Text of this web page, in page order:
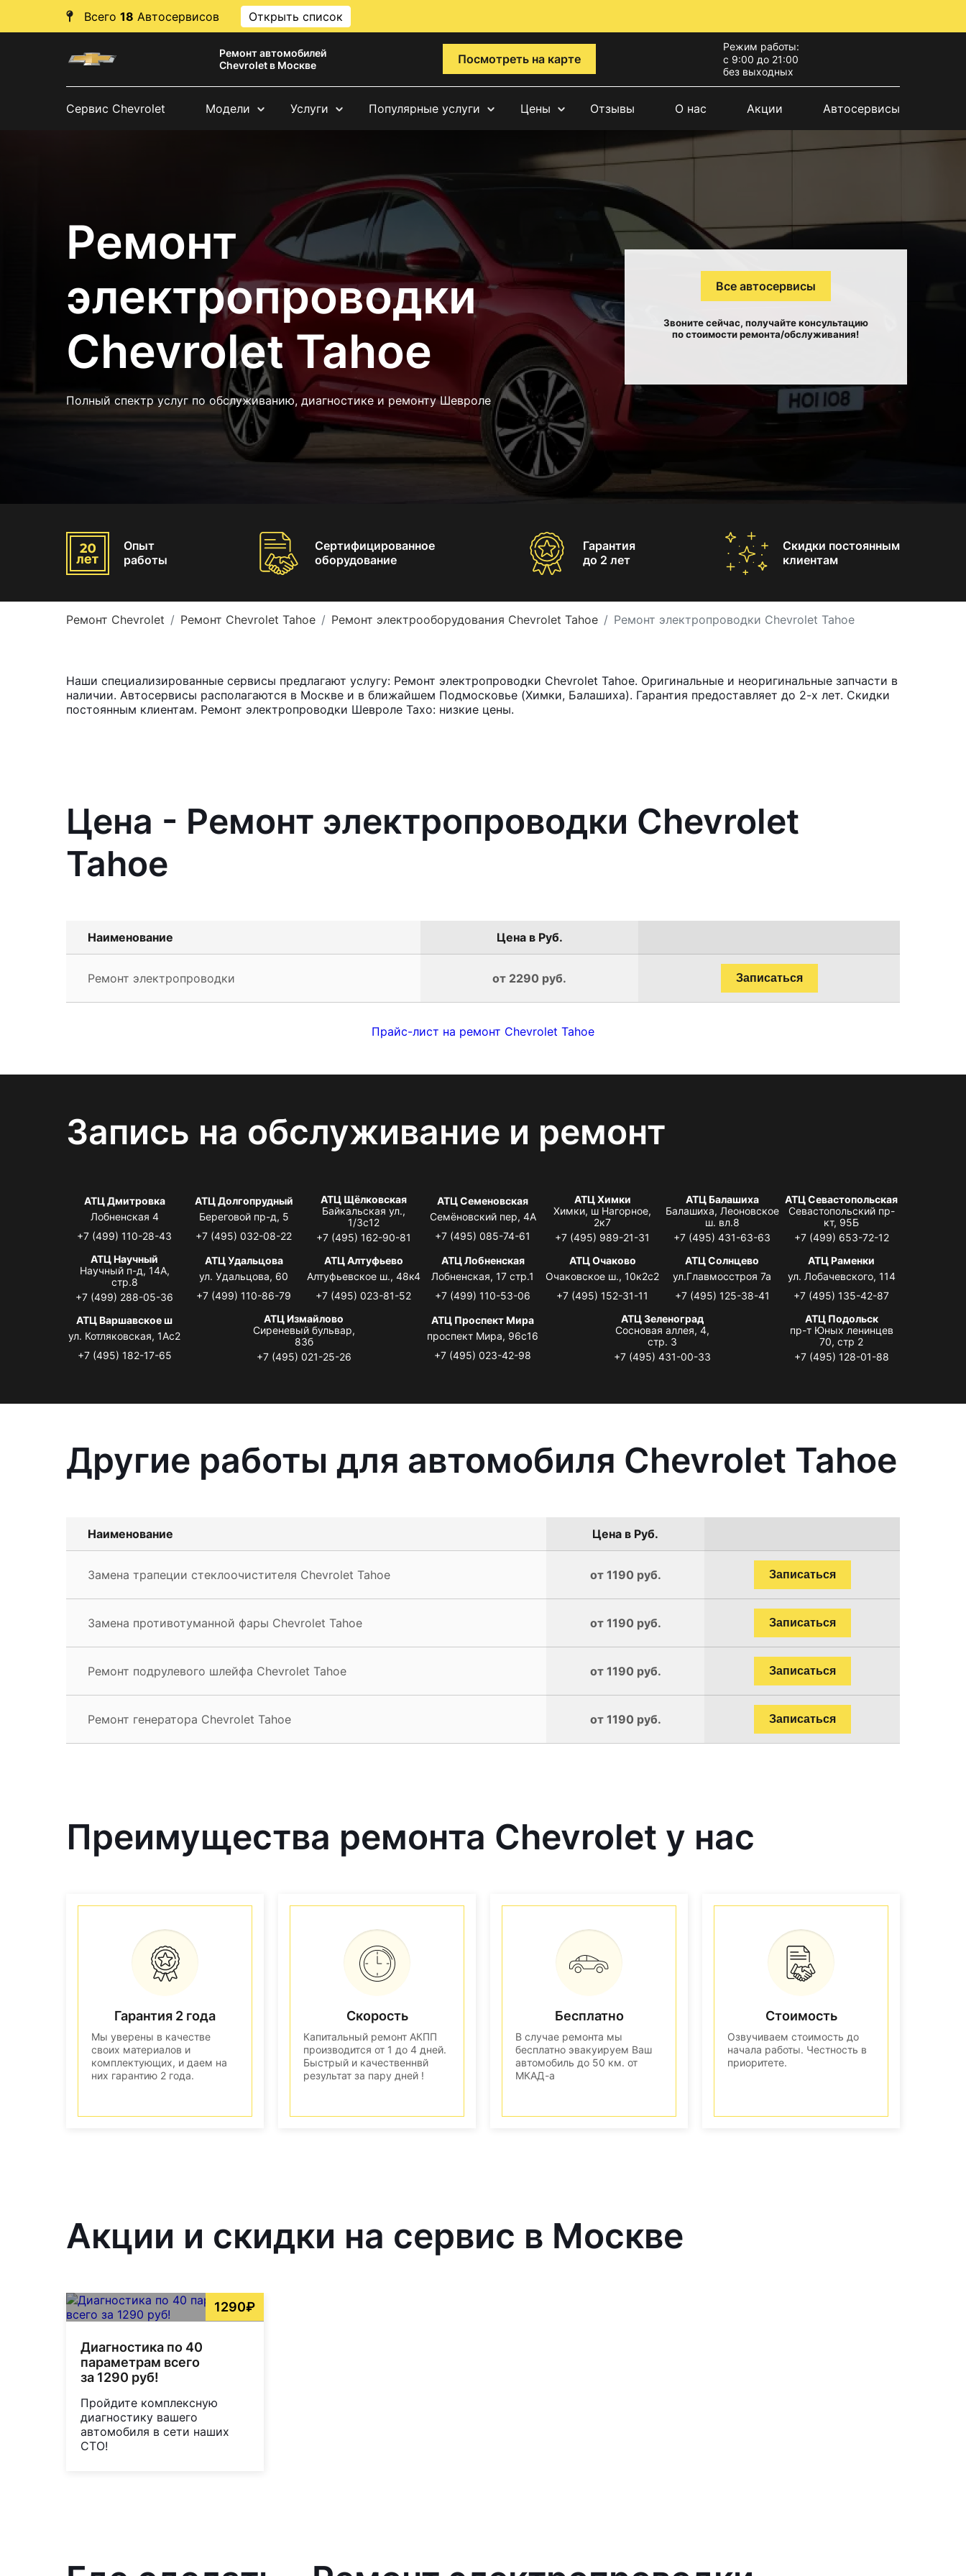
Всего 18 Автосервисов Открыть список
Ремонт автомобилей
Chevrolet в Москве
Посмотреть на карте
Режим работы:
с 9:00 до 21:00
без выходных
Сервис Chevrolet Модели Услуги Популярные услуги Цены Отзывы О нас Акции Автосервисы
Ремонт
электропроводки
Chevrolet Tahoe
Полный спектр услуг по обслуживанию, диагностике и ремонту Шевроле
Все автосервисы
Звоните сейчас, получайте консультацию
по стоимости ремонта/обслуживания!
Опыт
работы
Сертифицированное
оборудование
Гарантия
до 2 лет
Скидки постоянным
клиентам
Ремонт Chevrolet Ремонт Chevrolet Tahoe Ремонт электрооборудования Chevrolet Tahoe Ремонт электропроводки Chevrolet Tahoe
Наши специализированные сервисы предлагают услугу: Ремонт электропроводки Chevrolet Tahoe. Оригинальные и неоригинальные запчасти в
наличии. Автосервисы располагаются в Москве и в ближайшем Подмосковье (Химки, Балашиха). Гарантия предоставляет до 2-х лет. Скидки
постоянным клиентам. Ремонт электропроводки Шевроле Тахо: низкие цены.
Цена - Ремонт электропроводки Chevrolet
Tahoe
Наименование Цена в Руб.
Ремонт электропроводки от 2290 руб. Записаться
Прайс-лист на ремонт Chevrolet Tahoe
Запись на обслуживание и ремонт
АТЦ Дмитровка
Лобненская 4
+7 (499) 110-28-43
АТЦ Долгопрудный
Береговой пр-д, 5
+7 (495) 032-08-22
АТЦ Щёлковская
Байкальская ул.,
1/3с12
+7 (495) 162-90-81
АТЦ Семеновская
Семёновский пер, 4А
+7 (495) 085-74-61
АТЦ Химки
Химки, ш Нагорное,
2к7
+7 (495) 989-21-31
АТЦ Балашиха
Балашиха, Леоновское
ш. вл.8
+7 (495) 431-63-63
АТЦ Севастопольская
Севастопольский пр-
кт, 95Б
+7 (499) 653-72-12
АТЦ Научный
Научный п-д, 14А,
стр.8
+7 (499) 288-05-36
АТЦ Удальцова
ул. Удальцова, 60
+7 (499) 110-86-79
АТЦ Алтуфьево
Алтуфьевское ш., 48к4
+7 (495) 023-81-52
АТЦ Лобненская
Лобненская, 17 стр.1
+7 (499) 110-53-06
АТЦ Очаково
Очаковское ш., 10к2с2
+7 (495) 152-31-11
АТЦ Солнцево
ул.Главмосстроя 7а
+7 (495) 125-38-41
АТЦ Раменки
ул. Лобачевского, 114
+7 (495) 135-42-87
АТЦ Варшавское ш
ул. Котляковская, 1Ас2
+7 (495) 182-17-65
АТЦ Измайлово
Сиреневый бульвар,
83б
+7 (495) 021-25-26
АТЦ Проспект Мира
проспект Мира, 96с16
+7 (495) 023-42-98
АТЦ Зеленоград
Сосновая аллея, 4,
стр. 3
+7 (495) 431-00-33
АТЦ Подольск
пр-т Юных ленинцев
70, стр 2
+7 (495) 128-01-88
Другие работы для автомобиля Chevrolet Tahoe
Наименование Цена в Руб.
Замена трапеции стеклоочистителя Chevrolet Tahoe от 1190 руб. Записаться
Замена противотуманной фары Chevrolet Tahoe от 1190 руб. Записаться
Ремонт подрулевого шлейфа Chevrolet Tahoe от 1190 руб. Записаться
Ремонт генератора Chevrolet Tahoe от 1190 руб. Записаться
Преимущества ремонта Chevrolet у нас
Гарантия 2 года
Мы уверены в качестве
своих материалов и
комплектующих, и даем на
них гарантию 2 года.
Скорость
Капитальный ремонт АКПП
производится от 1 до 4 дней.
Быстрый и качественнвй
результат за пару дней !
Бесплатно
В случае ремонта мы
бесплатно эвакуируем Ваш
автомобиль до 50 км. от
МКАД-а
Стоимость
Озвучиваем стоимость до
начала работы. Честность в
приоритете.
Акции и скидки на сервис в Москве
1290₽
Диагностика по 40
параметрам всего
за 1290 руб!
Пройдите комплексную
диагностику вашего
автомобиля в сети наших
СТО!